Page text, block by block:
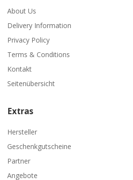
About Us
Delivery Information
Privacy Policy
Terms & Conditions
Kontakt
Seitenübersicht
Extras
Hersteller
Geschenkgutscheine
Partner
Angebote